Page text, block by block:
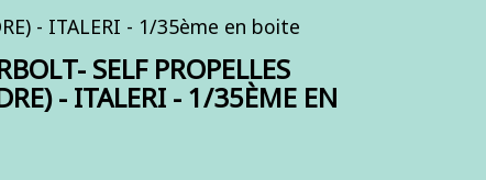
- ITALERI - 1/35ème en boite
SELF PROPELLES
- ITALERI - 1/35ÈME EN